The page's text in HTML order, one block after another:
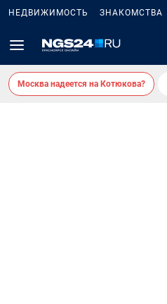
НЕДВИЖИМОСТЬ ЗНАКОМСТВА
Москва надеется на Котюкова?